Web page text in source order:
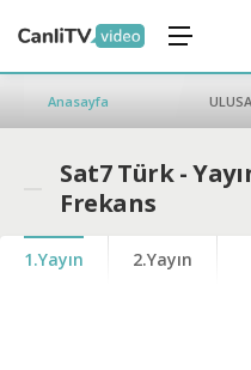
Anasayfa
Sat7 Türk -
Frekans
1.Yayın 2.Yayın